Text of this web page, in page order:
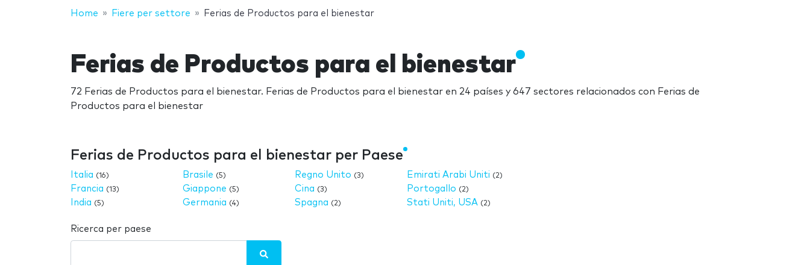
Home Fiere per settore Ferias de Productos para el bienestar
Ferias de Productos para el bienestar
72 Ferias de Productos para el bienestar. Ferias de Productos para el bienestar en 24 países y 647 sectores relacionados con Ferias de
Productos para el bienestar
Ferias de Productos para el bienestar per Paese
Italia (16)
Francia (13)
India (5)
Brasile (5)
Giappone (5)
Germania (4)
Regno Unito (3)
Cina (3)
Spagna (2)
Emirati Arabi Uniti (2)
Portogallo (2)
Stati Uniti, USA (2)
Ricerca per paese